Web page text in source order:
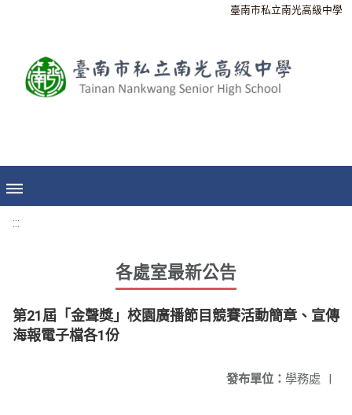
臺南市私立南光高級中學
:::
各處室最新公告
第21屆「金聲獎」校園廣播節目競賽活動簡章、宣傳
海報電子檔各1份
發布單位： 學務處 |